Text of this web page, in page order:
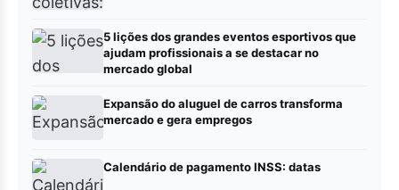
5 lições dos grandes eventos esportivos que
ajudam profissionais a se destacar no
mercado global
Expansão do aluguel de carros transforma
mercado e gera empregos
Calendário de pagamento INSS: datas